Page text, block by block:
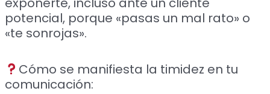
potencial, porque «pasas un mal rato» o
«te sonrojas».
Cómo se manifiesta la timidez en tu
comunicación: